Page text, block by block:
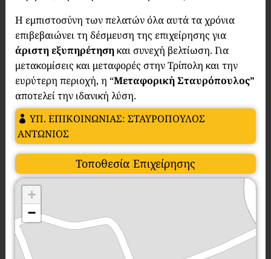
Η εμπιστοσύνη των πελατών όλα αυτά τα χρόνια
επιβεβαιώνει τη δέσμευση της επιχείρησης για
άριστη εξυπηρέτησηκαι συνεχή βελτίωση. Για
μετακομίσεις και μεταφορές στην Τρίπολη και την
ευρύτερη περιοχή, η “Μεταφορική Σταυρόπουλος”
αποτελεί την ιδανική λύση.
ΥΠ. ΕΠΙΚΟΙΝΩΝΙΑΣ: ΣΤΑΥΡΟΠΟΥΛΟΣ
ΑΝΤΩΝΙΟΣ
Τοποθεσία Επιχείρησης
+
−